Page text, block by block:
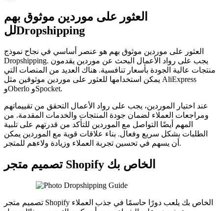
العثور على موردين موثوق بهم
للDropshipping
العثور على موردين موثوق بهم هو عنصر أساسي في نجاح نموذج
Dropshipping. يجب على رواد الأعمال البحث عن موردين يقدمون
منتجات عالية الجودة بأسعار تنافسية. هناك العديد من المنصات التي
يمكن استخدامها للعثور على موردين موثوقين مثل AliExpress
وOberlo وSpocket.
عند اختيار الموردين، يجب على رواد الأعمال التحقق من تقييماتهم
ومراجعات العملاء لضمان جودة المنتجات والخدمات المقدمة. من
المهم أيضًا التواصل مع الموردين للتأكد من قدرتهم على تلبية
الطلبات بشكل سريع وفعال. بناء علاقات قوية مع الموردين يمكن
أن يسهم في تحسين تجربة العملاء وزيادة ولاءهم للمتجر.
تصميم متجر Shopify الخاص بك
تصميم متجر Shopify الخاص بك يلعب دورًا حاسمًا في جذب العملاء